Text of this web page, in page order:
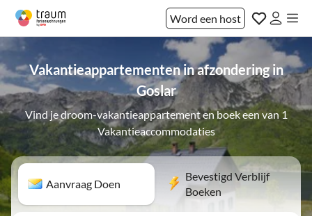
Word een host
Vakantieappartementen in afzondering in
Goslar
Vind je droom-vakantieappartement en boek een van 1
Vakantieaccommodaties
Aanvraag Doen
Bevestigd Verblijf
Boeken